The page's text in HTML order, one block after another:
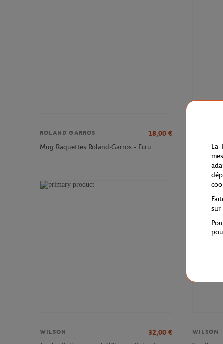
ROLAND GARROS 18,00 €
Mug Raquettes Roland-Garros - Ecru
Porte-
WILSON 32,00 €
WILSON
La
sur